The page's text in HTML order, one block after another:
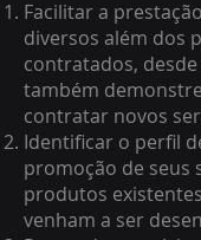
Facilitar a
diversos além dos
contratados, desde
também
contratar novos
Identificar o perfil
promoção de seus
produtos
venham a ser